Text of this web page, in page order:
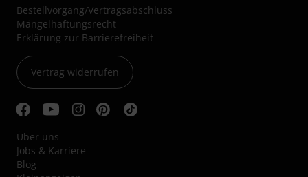
Bestellvorgang/Vertragsabschluss
Mängelhaftungsrecht
Erklärung zur Barrierefreiheit
Vertrag widerrufen
Über uns
Jobs & Karriere
Blog